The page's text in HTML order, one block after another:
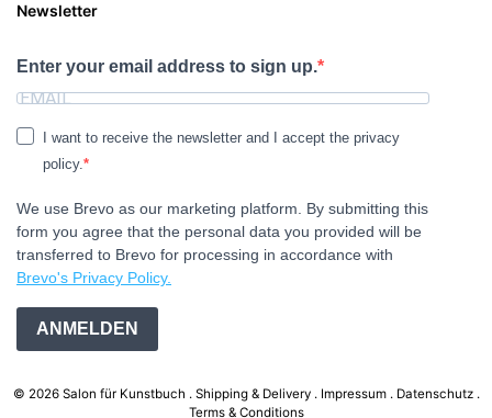
Newsletter
Enter your email address to sign up.
I want to receive the newsletter and I accept the privacy
policy.
We use Brevo as our marketing platform. By submitting this
form you agree that the personal data you provided will be
transferred to Brevo for processing in accordance with
Brevo's Privacy Policy.
ANMELDEN
© 2026 Salon für Kunstbuch . Shipping & Delivery Impressum
Datenschutz
Terms & Conditions